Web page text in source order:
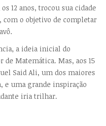
12 anos, trocou sua cidade
com o objetivo de completar
a ideia inicial do
Matemática. Mas, aos 15
Said Ali, um dos maiores
e uma grande inspiração
iria trilhar.